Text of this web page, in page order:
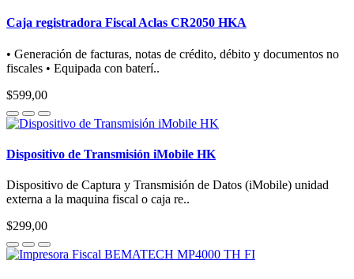
Caja registradora Fiscal Aclas CR2050 HKA
• Generación de facturas, notas de crédito, débito y documentos no
fiscales • Equipada con baterí..
$599,00
Dispositivo de Transmisión iMobile HK
Dispositivo de Captura y Transmisión de Datos (iMobile) unidad
externa a la maquina fiscal o caja re..
$299,00